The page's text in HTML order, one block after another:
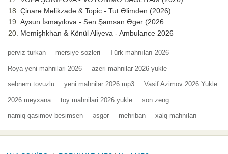
Çinarə Məlikzade & Topic - Tut Əlimdən (2026)
Aysun İsmayılova - Sən Şamsan Əgər (2026
Memişhkhan & Könül Aliyeva - Ambulance 2026
perviz turkan mersiye sozleri Türk mahnıları 2026
Roya yeni mahnilari 2026 azeri mahnilar 2026 yukle
sebnem tovuzlu yeni mahnilar 2026 mp3 Vasif Azimov 2026 Yukle
2026 meyxana toy mahnilari 2026 yukle son zeng
namiq qasimov besimsen əsgər mehriban xalq mahnıları